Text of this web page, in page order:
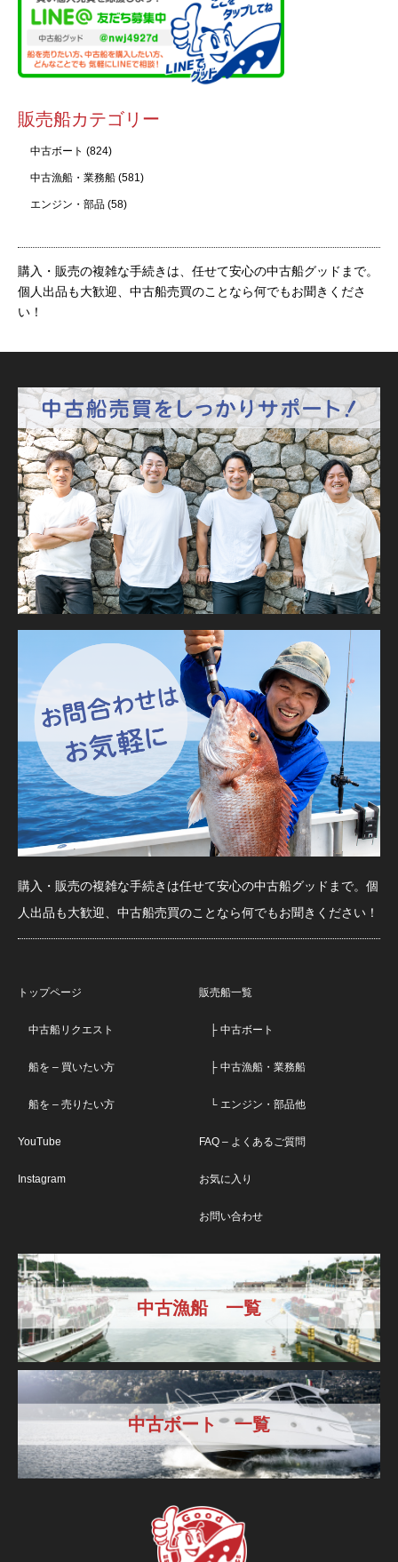
販売船カテゴリー
中古ボート (824)
中古漁船・業務船 (581)
エンジン・部品 (58)
購入・販売の複雑な手続きは、任せて安心の中古船グッドまで。
個人出品も大歓迎、中古船売買のことなら何でもお聞きくださ
い！
購入・販売の複雑な手続きは任せて安心の中古船グッドまで。個
人出品も大歓迎、中古船売買のことなら何でもお聞きください！
トップページ
中古船リクエスト
船を – 買いたい方
船を – 売りたい方
YouTube
Instagram
販売船一覧
├ 中古ボート
├ 中古漁船・業務船
└ エンジン・部品他
FAQ – よくあるご質問
お気に入り
お問い合わせ
中古漁船 一覧
中古ボート 一覧